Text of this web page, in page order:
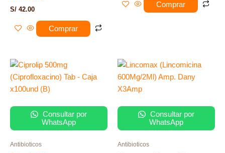
S/ 42.00
Comprar
Comprar
Consultar por
WhatsApp
Antibioticos
Consultar por
WhatsApp
Antibioticos